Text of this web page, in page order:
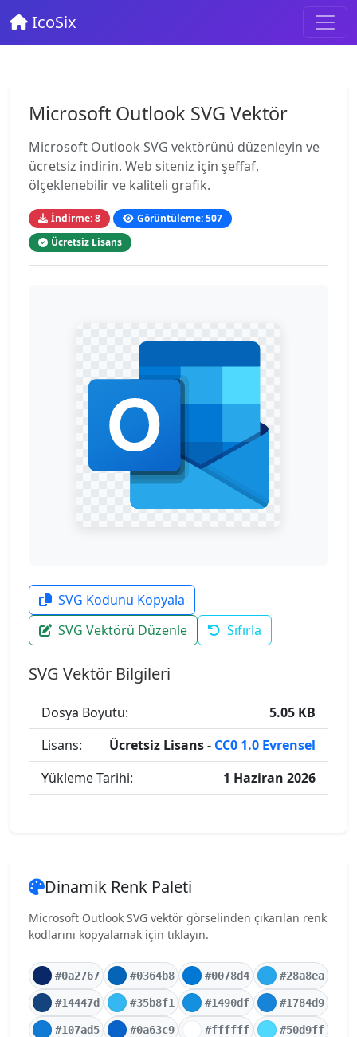
IcoSix
Microsoft Outlook SVG Vektör
Microsoft Outlook SVG vektörünü düzenleyin ve
ücretsiz indirin. Web siteniz için şeffaf,
ölçeklenebilir ve kaliteli grafik.
İndirme: 8
Görüntüleme: 507
Ücretsiz Lisans
SVG Kodunu Kopyala
SVG Vektörü Düzenle
Sıfırla
SVG Vektör Bilgileri
Dosya Boyutu:
5.05 KB
Lisans:
Ücretsiz Lisans - CC0 1.0 Evrensel
Yükleme Tarihi:
1 Haziran 2026
Dinamik Renk Paleti
Microsoft Outlook SVG vektör görselinden çıkarılan renk
kodlarını kopyalamak için tıklayın.
#0a2767 #0364b8 #0078d4 #28a8ea
#14447d #35b8f1 #1490df #1784d9
#107ad5 #0a63c9 #ffffff #50d9ff